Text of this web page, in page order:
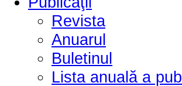
Revista
Anuarul
Buletinul
Lista anuală a